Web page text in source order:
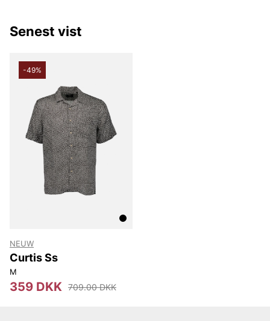
passion for detaljer, hvilket gør Neuw til et oplagt valg
Andre populære mærker:
NN07
Björn Borg
Replay
Oscar Jacobson
Senest vist
-49%
NEUW
Curtis Ss
M
359 DKK 709.00 DKK